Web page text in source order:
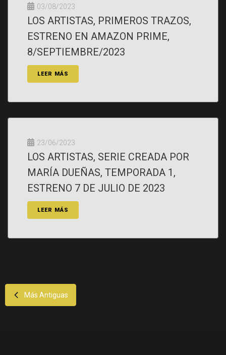
03/08/2023
LOS ARTISTAS, PRIMEROS TRAZOS,
ESTRENO EN AMAZON PRIME,
8/SEPTIEMBRE/2023
LEER MÁS
23/06/2023
LOS ARTISTAS, SERIE CREADA POR
MARÍA DUEÑAS, TEMPORADA 1,
ESTRENO 7 DE JULIO DE 2023
LEER MÁS
Más Antiguas